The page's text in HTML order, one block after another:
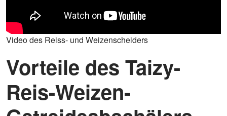
Video des Reiss- und Weizenscheiders
Vorteile des Taizy-
Reis-Weizen-